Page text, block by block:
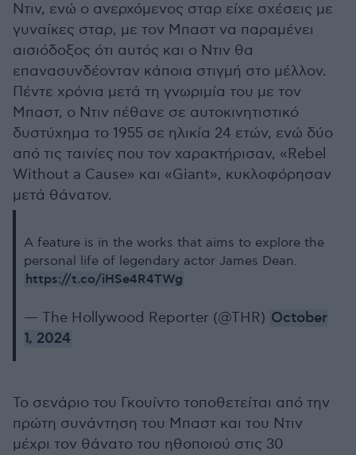
Ντιν, ενώ ο ανερχόμενος σταρ είχε σχέσεις με
γυναίκες σταρ, με τον Μπαστ να παραμένει
αισιόδοξος ότι αυτός και ο Ντιν θα
επανασυνδέονταν κάποια στιγμή στο μέλλον.
Πέντε χρόνια μετά τη γνωριμία του με τον
Μπαστ, ο Ντιν πέθανε σε αυτοκινητιστικό
δυστύχημα το 1955 σε ηλικία 24 ετών, ενώ δύο
από τις ταινίες που τον χαρακτήρισαν, «Rebel
Without a Cause» και «Giant», κυκλοφόρησαν
μετά θάνατον.
A feature is in the works that aims to explore the
personal life of legendary actor James Dean.
https://t.co/iHSe4R4TWg
— The Hollywood Reporter (@THR) October
1, 2024
Το σενάριο του Γκουίντο τοποθετείται από την
πρώτη συνάντηση του Μπαστ και του Ντιν
μέχρι τον θάνατο του ηθοποιού στις 30